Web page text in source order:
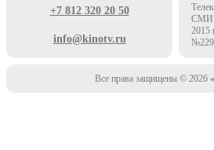
+7 812 320 20 50
info@kinotv.ru
СМИ
2015
Все права защищены © 2026